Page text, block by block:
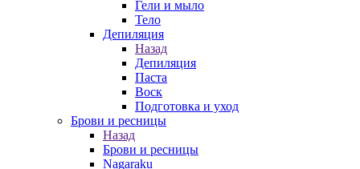
Гели и мыло
Тело
Депиляция
Назад
Депиляция
Паста
Воск
Подготовка и уход
Брови и ресницы
Назад
Брови и ресницы
Nagaraku